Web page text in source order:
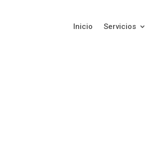
Inicio Servicios